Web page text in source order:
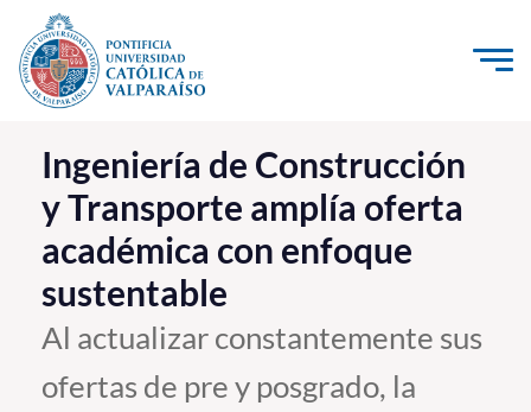
Click acá para ir directamente al contenido
La Universidad
Investigación, Creación e Innovación
PUCV Internacional
Vinculación con el Medio
Admisión
Ingeniería de Construcción
y Transporte amplía oferta
académica con enfoque
sustentable
Al actualizar constantemente sus
ofertas de pre y posgrado, la